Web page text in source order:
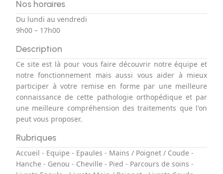
Nos horaires
Du lundi au vendredi
9h00 – 17h00
Description
Ce site est là pour vous faire découvrir notre équipe et
notre fonctionnement mais aussi vous aider à mieux
participer à votre remise en forme par une meilleure
connaissance de cette pathologie orthopédique et par
une meilleure compréhension des traitements que l'on
peut vous proposer.
Rubriques
Accueil - Equipe - Epaules - Mains / Poignet / Coude -
Hanche - Genou - Cheville - Pied - Parcours de soins -